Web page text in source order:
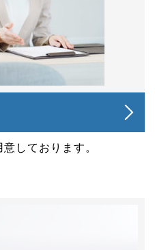
しております。